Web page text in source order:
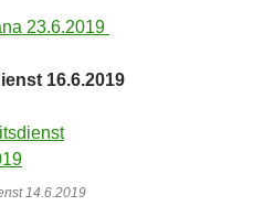
23.6.2019
16.6.2019
14.6.2019